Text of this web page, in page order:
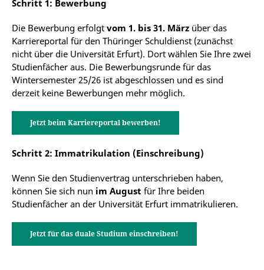
TUTORIAL FUSSBALL
Bitte beachten Sie: Sobald Sie sich das Video
ansehen, werden Informationen darüber an
Youtube/Google übermittelt. Weitere
Datenschutzerklärung.
Schritt 1: Bewerbung
Die Bewerbung erfolgt vom 1. bis 31. März über das
Karriereportal für den Thüringer Schuldienst (zunächst
nicht über die Universität Erfurt). Dort wählen Sie Ihre zwei
Studienfächer aus. Die Bewerbungsrunde für das
Wintersemester 25/26 ist abgeschlossen und es sind
derzeit keine Bewerbungen mehr möglich.
Jetzt beim Karriereportal bewerben!
Schritt 2: Immatrikulation (Einschreibung)
Wenn Sie den Studienvertrag unterschrieben haben,
können Sie sich nun im August für Ihre beiden
Studienfächer an der Universität Erfurt immatrikulieren.
Jetzt für das duale Studium einschreiben!